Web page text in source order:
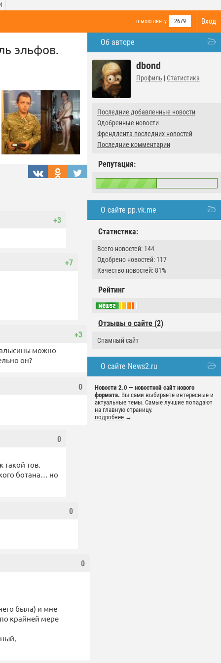
Вход
в мою ленту 2679
Об авторе
dbond
Профиль | Статистика
Последние добавленные новости
Одобренные новости
Френдлента последних новостей
Последние комментарии
Репутация:
О сайте pp.vk.me
Статистика:
Всего новостей: 144
Одобрено новостей: 117
Качество новостей: 81%
Рейтинг
Отзывы о сайте (2)
Спамный сайт
О сайте News2.ru
Новости 2.0 — новостной сайт нового
формата. Вы сами выбираете интересные и
актуальные темы. Самые лучшие попадают
на главную страницу.
подробнее →
эльфов.
+3
+7
+3
можно
он?
0
0
такой тов.
ботана… но
0
0
была) и мне
крайней мере